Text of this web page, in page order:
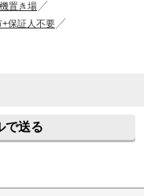
置き場
+保証人不要
で送る